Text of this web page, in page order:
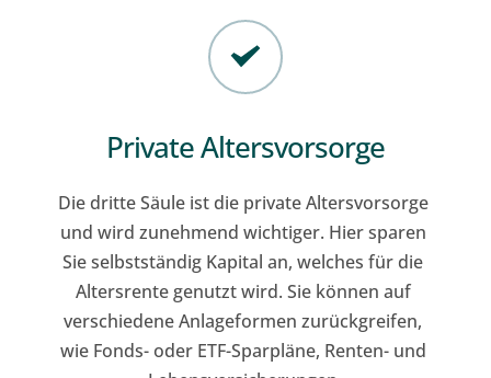
Private Altersvorsorge
Die dritte Säule ist die private Altersvorsorge
und wird zunehmend wichtiger. Hier sparen
Sie selbstständig Kapital an, welches für die
Altersrente genutzt wird. Sie können auf
verschiedene Anlageformen zurückgreifen,
wie Fonds- oder ETF-Sparpläne, Renten- und